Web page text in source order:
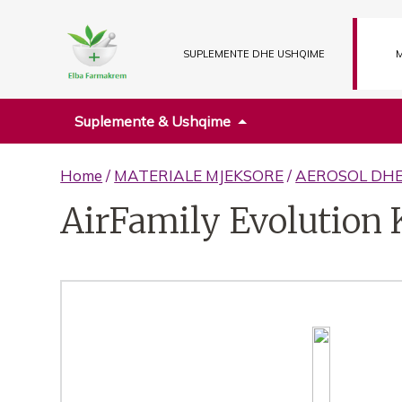
SUPLEMENTE DHE USHQIME
Suplemente & Ushqime
Home / MATERIALE MJEKSORE/AEROSOL
AirFamily Evolution